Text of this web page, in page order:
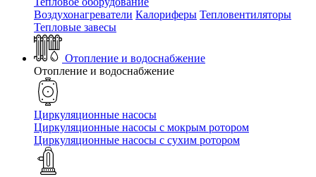
Воздухонагреватели Калориферы Тепловентиляторы
Тепловые завесы
Отопление и водоснабжение
Отопление и водоснабжение
Циркуляционные насосы
Циркуляционные насосы с мокрым ротором
Циркуляционные насосы с сухим ротором